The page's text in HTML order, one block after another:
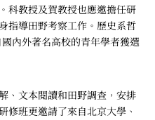
科教授及賀教授也應邀擔任研
指導田野考察工作。歷史系哲
內外著名高校的青年學者獲選
、文本閱讀和田野調查，安排
修班更邀請了來自北京大學、